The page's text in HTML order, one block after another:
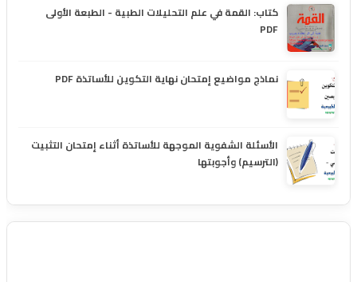
كتاب: القمة في علم التحليلات الطبية - الطبعة الأولى
PDF
نماذج مواضيع إمتحان نهاية التكوين للأساتذة PDF
الأسئلة الشفوية الموجهة للأساتذة أثناء إمتحان التثبيت
(الترسيم) وأجوبتها